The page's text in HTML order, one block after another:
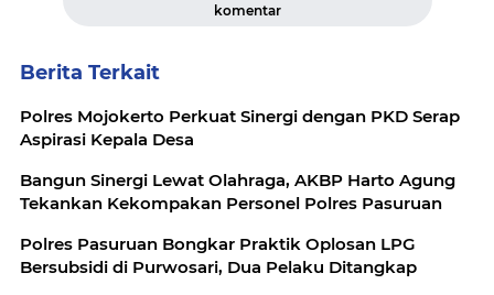
komentar
Berita Terkait
Polres Mojokerto Perkuat Sinergi dengan PKD Serap
Aspirasi Kepala Desa
Bangun Sinergi Lewat Olahraga, AKBP Harto Agung
Tekankan Kekompakan Personel Polres Pasuruan
Polres Pasuruan Bongkar Praktik Oplosan LPG
Bersubsidi di Purwosari, Dua Pelaku Ditangkap